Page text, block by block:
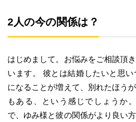
2人の今の関係は？
はじめまして。お悩みをご相談頂
います。 彼とは結婚したいと思
になることが増えて、別れたほう
もある、という感じでしょうか
で、ゆみ様と彼の関係がより良い